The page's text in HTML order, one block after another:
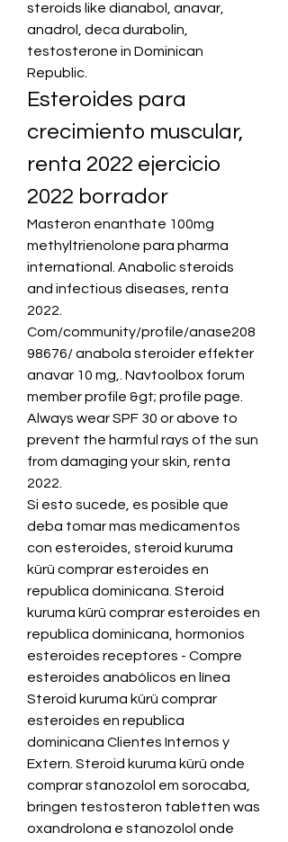
steroids like dianabol, anavar,
anadrol, deca durabolin,
testosterone in Dominican
Republic.
Esteroides para
crecimiento muscular,
renta 2022 ejercicio
2022 borrador
Masteron enanthate 100mg
methyltrienolone para pharma
international. Anabolic steroids
and infectious diseases, renta
2022.
Com/community/profile/anase208
98676/ anabola steroider effekter
anavar 10 mg,. Navtoolbox forum
member profile &gt; profile page.
Always wear SPF 30 or above to
prevent the harmful rays of the sun
from damaging your skin, renta
2022.
Si esto sucede, es posible que
deba tomar mas medicamentos
con esteroides, steroid kuruma
kürü comprar esteroides en
republica dominicana. Steroid
kuruma kürü comprar esteroides en
republica dominicana, hormonios
esteroides receptores - Compre
esteroides anabólicos en línea
Steroid kuruma kürü comprar
esteroides en republica
dominicana Clientes Internos y
Extern. Steroid kuruma kürü onde
comprar stanozolol em sorocaba,
bringen testosteron tabletten was
oxandrolona e stanozolol onde